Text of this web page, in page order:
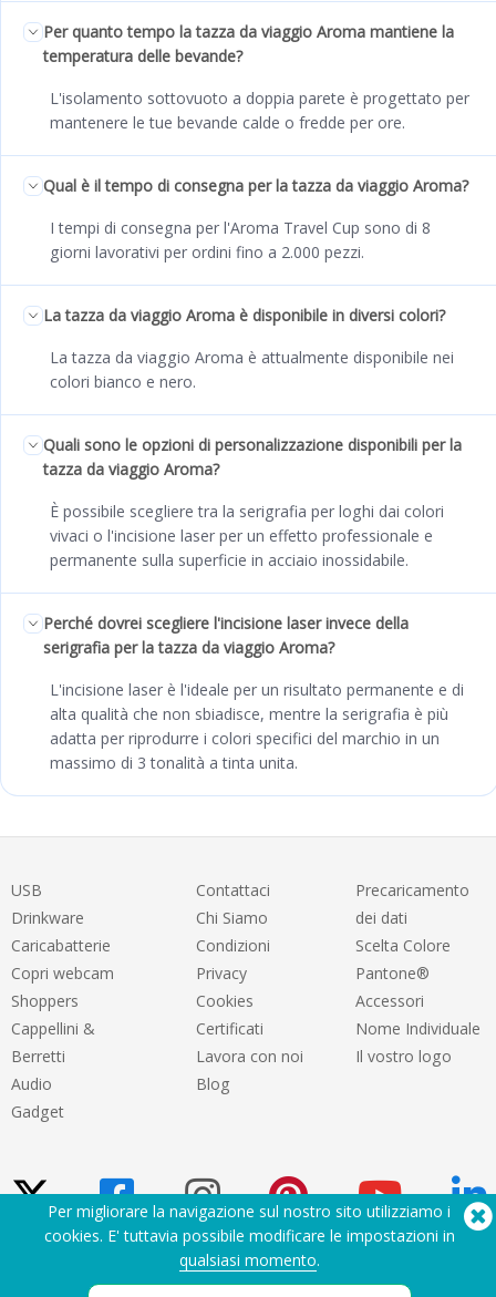
Per quanto tempo la tazza da viaggio Aroma mantiene la
temperatura delle bevande?
L'isolamento sottovuoto a doppia parete è progettato per
mantenere le tue bevande calde o fredde per ore.
Qual è il tempo di consegna per la tazza da viaggio Aroma?
I tempi di consegna per l'Aroma Travel Cup sono di 8
giorni lavorativi per ordini fino a 2.000 pezzi.
La tazza da viaggio Aroma è disponibile in diversi colori?
La tazza da viaggio Aroma è attualmente disponibile nei
colori bianco e nero.
Quali sono le opzioni di personalizzazione disponibili per la
tazza da viaggio Aroma?
È possibile scegliere tra la serigrafia per loghi dai colori
vivaci o l'incisione laser per un effetto professionale e
permanente sulla superficie in acciaio inossidabile.
Perché dovrei scegliere l'incisione laser invece della
serigrafia per la tazza da viaggio Aroma?
L'incisione laser è l'ideale per un risultato permanente e di
alta qualità che non sbiadisce, mentre la serigrafia è più
adatta per riprodurre i colori specifici del marchio in un
massimo di 3 tonalità a tinta unita.
USB
Drinkware
Caricabatterie
Copri webcam
Shoppers
Cappellini &
Berretti
Audio
Gadget
Contattaci
Chi Siamo
Condizioni
Privacy
Cookies
Certificati
Lavora con noi
Blog
Precaricamento
dei dati
Scelta Colore
Pantone®
Accessori
Nome Individuale
Il vostro logo
Hai bisogno di aiuto? Tel:
Per migliorare la navigazione sul nostro sito utilizziamo i
cookies. E' tuttavia possibile modificare le impostazioni in
qualsiasi momento.